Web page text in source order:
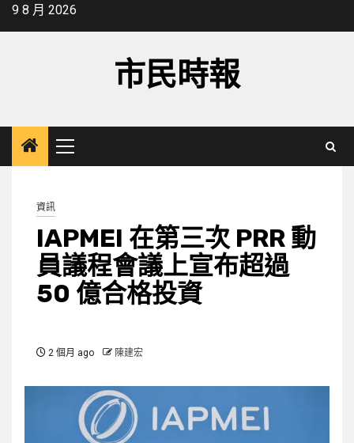
Skip9 8 月 2026
市民時報
Primary
Menu
資訊
IAPMEI 在第三次 PRR 動
員議程會議上宣布超過
50 億合格投資
2 個月 ago 陳建宏